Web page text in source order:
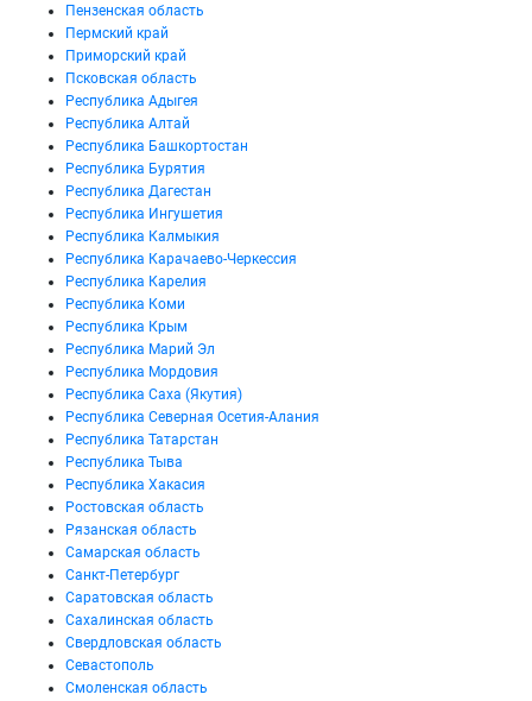
Пензенская область
Пермский край
Приморский край
Псковская область
Республика Адыгея
Республика Алтай
Республика Башкортостан
Республика Бурятия
Республика Дагестан
Республика Ингушетия
Республика Калмыкия
Республика Карачаево-Черкессия
Республика Карелия
Республика Коми
Республика Крым
Республика Марий Эл
Республика Мордовия
Республика Саха (Якутия)
Республика Северная Осетия-Алания
Республика Татарстан
Республика Тыва
Республика Хакасия
Ростовская область
Рязанская область
Самарская область
Санкт-Петербург
Саратовская область
Сахалинская область
Свердловская область
Севастополь
Смоленская область